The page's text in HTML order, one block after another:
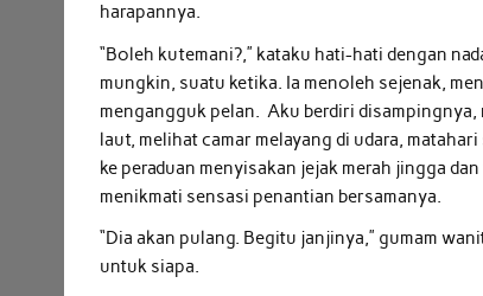
harapannya.
“Boleh kutemani?,” kataku hati-hati dengan
mungkin, suatu ketika. Ia menoleh sejenak,
mengangguk pelan. Aku berdiri disampingnya,
laut, melihat camar melayang di udara,
ke peraduan menyisakan jejak merah jingga dan
menikmati sensasi penantian bersamanya.
“Dia akan pulang. Begitu janjinya,” gumam
untuk siapa.